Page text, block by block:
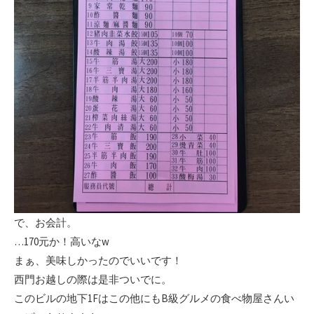
で、お会計。
…170元か！高いなw
まぁ、美味しかったのでいいです！
西門お越しの際は是非ついでに。
このビルの地下1Fはこの他にもB級グルメの食べ物屋さんい